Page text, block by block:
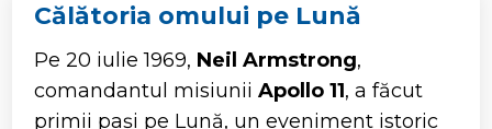
Călătoria omului pe Lună
Pe 20 iulie 1969, Neil Armstrong,
comandantul misiuniiApollo 11, a făcut
primii pași pe Lună, un eveniment istoric